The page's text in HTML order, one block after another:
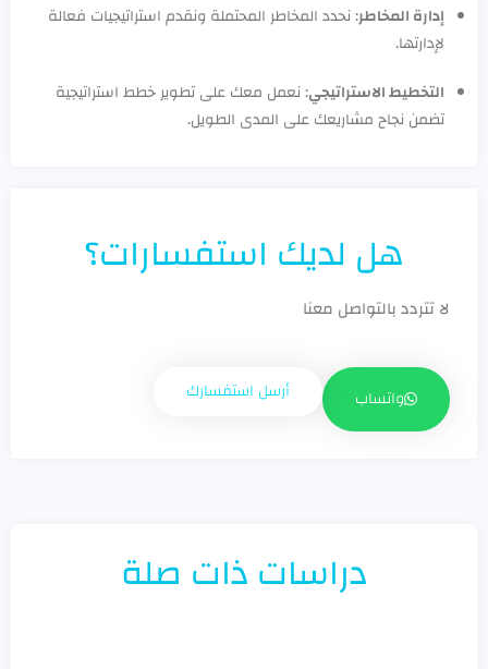
إدارة المخاطر: نحدد المخاطر المحتملة ونقدم استراتيجيات فعالة
لإدارتها.
التخطيط الاستراتيجي: نعمل معك على تطوير خطط استراتيجية
تضمن نجاح مشاريعك على المدى الطويل.
هل لديك استفسارات؟
لا تتردد بالتواصل معنا
واتساب أرسل استفسارك
دراسات ذات صلة